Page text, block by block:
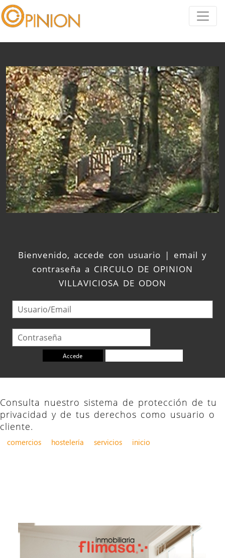
Bienvenido, accede con usuario | email y
contraseña a CIRCULO DE OPINION
VILLAVICIOSA DE ODON
Accede
Consulta nuestro sistema de protección de tu
privacidad y de tus derechos como usuario o
cliente.
comercios hostelería servicios inicio